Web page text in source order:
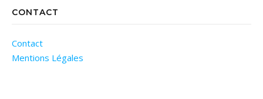
CONTACT
Contact
Mentions Légales